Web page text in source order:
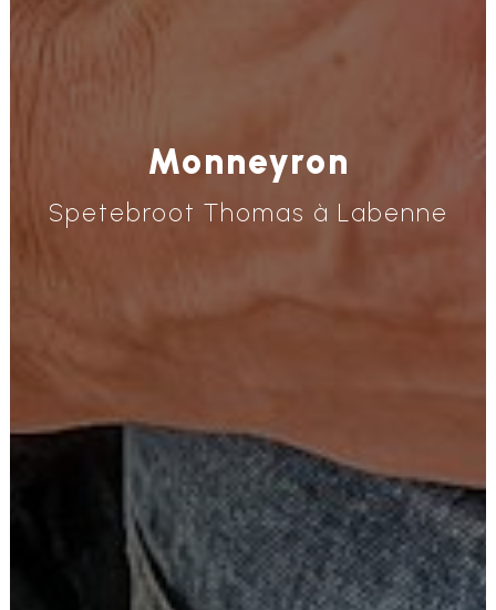
Monneyron
Spetebroot Thomas à Labenne